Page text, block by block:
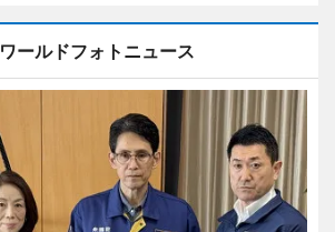
ワールドフォトニュース